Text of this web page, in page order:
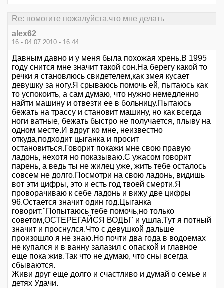
Re: помогите пожалуйста,что мне делать
alex62
16 - 04.07.2010 - 16:44
Давным давно и у меня была похожая хрень.В 1995
году снится мне значит такой сон.На берегу какой то
речки я становлюсь свидетелем,как змея кусает
девушку за ногу.Я срываюсь помочь ей, пытаюсь как
то успокоить, а сам думаю, что нужно немедленно
найти машину и отвезти ее в больницу.Пытаюсь
бежать на трассу и становит машину, но как всегда
ноги ватные, бежать быстро не получается, плыву на
одном месте.И вдруг ко мне, неизвестно
откуда,подходит цыганка и просит
остановиться.Говорит покажи мне свою правую
ладонь, нехотя но показываю.С ужасом говорит
парень, а ведь ты не жилец уже, жить тебе осталось
совсем не долго.Посмотри на свою ладонь, видишь
вот эти цифры, это и есть год твоей смерти.Я
проворачиваю к себе ладонь и вижу две цифры
96.Остается значит один год.Цыганка
говорит:"Попытаюсь тебе помочь,но только
советом,ОСТЕРЕГАЙСЯ ВОДЫ" и ушла.Тут я потный
значит и проснулся.Что с девушкой дальше
произошло я не знаю.Но почти два года в водоемах
не купался и в ванну залазил с опаской и главное
еще пока жив.Так что не думаю, что сны всегда
сбываются.
Живи друг еще долго и счастливо и думай о семье и
детях Удачи.